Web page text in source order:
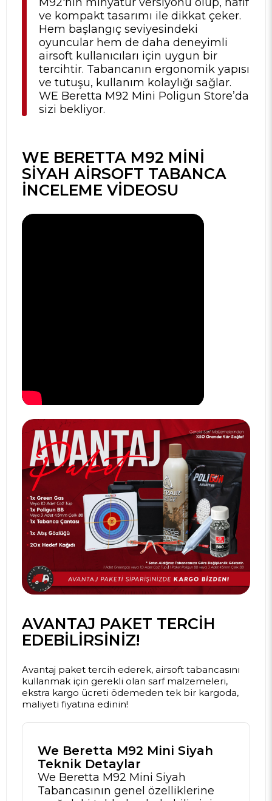
ve kompakt tasarımı ile dikkat çeker.
Hem başlangıç seviyesindeki
oyuncular hem de daha deneyimli
airsoft kullanıcıları için uygun bir
tercihtir. Tabancanın ergonomik yapısı
ve tutuşu, kullanım kolaylığı sağlar.
WE Beretta M92 Mini Poligun Store’da
sizi bekliyor.
WE BERETTA M92 MINI
SIYAH AIRSOFT TABANCA
İNCELEME VIDEOSU
AVANTAJ PAKET TERCIH
EDEBILIRSINIZ!
Avantaj paket tercih ederek, airsoft tabancasını
kullanmak için gerekli olan sarf malzemeleri,
ekstra kargo ücreti ödemeden tek bir kargoda,
maliyeti fiyatına edinin!
We Beretta M92 Mini Siyah
Teknik Detaylar
We Beretta M92 Mini Siyah
Tabancasının genel özelliklerine